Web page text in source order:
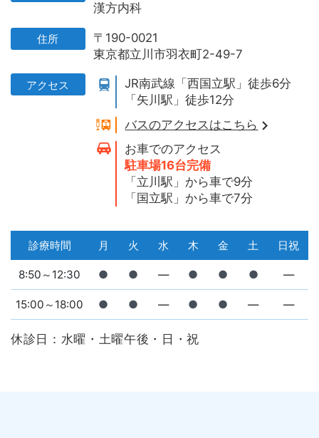
漢方内科
住所
〒190-0021
東京都立川市羽衣町2-49-7
アクセス
JR南武線「西国立駅」徒歩6分
「矢川駅」徒歩12分
バスのアクセスはこちら
お車でのアクセス
駐車場16台完備
「立川駅」から車で9分
「国立駅」から車で7分
診療時間 月 火 水 木 金 土 日祝
8:50～12:30 ● ● ― ● ● ● ―
15:00～18:00 ● ● ― ● ● ― ―
休診日：水曜・土曜午後・日・祝